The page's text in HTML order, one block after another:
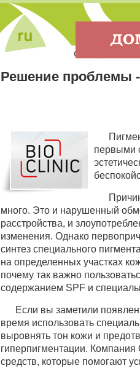
Решение проблемы
первыми
много. Это и нарушенный
расстройства, и
изменения. Однако
синтез специального
на определенных участках
почему так важно
содержанием SPF и
Если вы заметили
время использовать
выровнять тон кожи и
гиперпигментации.
средств, которые помогают